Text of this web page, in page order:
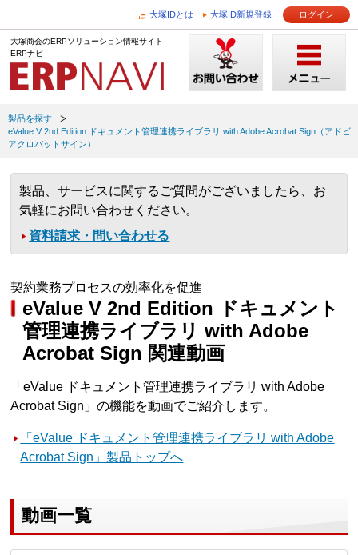
大塚IDとは 大塚ID新規登録 ログイン
大塚商会のERPソリューション情報サイト
ERPナビ
製品を探す
eValue V 2nd Edition ドキュメント管理連携ライブラリ with Adobe Acrobat Sign（アドビ
アクロバットサイン）
製品、サービスに関するご質問がございましたら、お
気軽にお問い合わせください。
資料請求・問い合わせる
契約業務プロセスの効率化を促進
eValue V 2nd Edition ドキュメント
管理連携ライブラリ with Adobe
Acrobat Sign 関連動画
「eValue ドキュメント管理連携ライブラリ with Adobe
Acrobat Sign」の機能を動画でご紹介します。
「eValue ドキュメント管理連携ライブラリ with Adobe
Acrobat Sign」製品トップへ
動画一覧